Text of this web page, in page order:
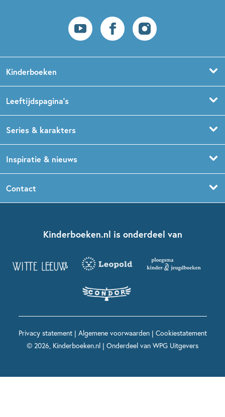
Kinderboeken
Prentenboeken
Babyboeken
Sprookjesboeken
Kinderboeken diversiteit
Grappige kinderboeken
Spannende kinderboeken
Leeftijdspagina’s
Boekentips 1,5 - 3 jaar
Boekentips 5 - 7 jaar
Boekentips 12+ jaar
Voor volwassenen
Series & karakters
Dog Man
Spekkie en Sproet
Maxi & Helium
Inspiratie & nieuws
Kinderjury
Voor het onderwijs
Contact
Kinderboeken.nl is onderdeel van
Privacy statement| Algemene voorwaarden| Cookiestatement
© 2026, Kinderboeken.nl | Onderdeel van WPG Uitgevers